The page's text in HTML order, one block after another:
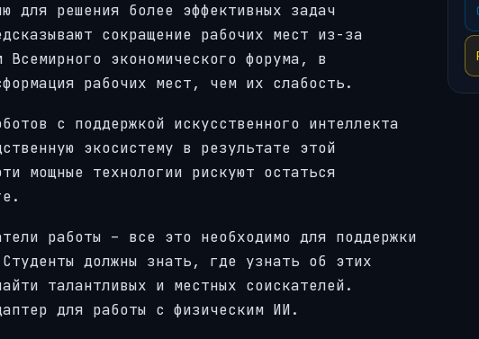
для решения более эффективных задач
сокращение рабочих мест из-за
экономического форума, в
рабочих мест, чем их слабость.
с поддержкой искусственного интеллекта
экосистему в результате этой
мощные технологии рискуют остаться
работы – все это необходимо для поддержки
должны знать, где узнать об этих
талантливых и местных соискателей.
для работы с физическим ИИ.